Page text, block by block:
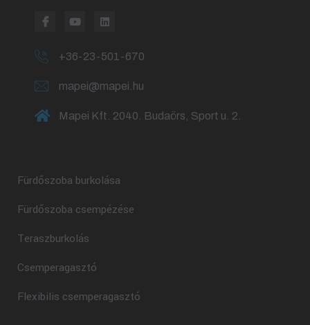
+36-23-501-670
mapei@mapei.hu
Mapei Kft. 2040. Budaörs, Sport u. 2.
Fürdőszoba burkolása
Fürdőszoba csempézése
Teraszburkolás
Csemperagasztó
Flexibilis csemperagasztó